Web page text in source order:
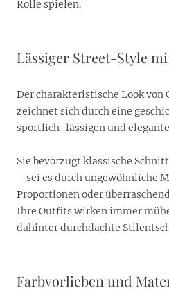
Rolle spielen.
Lässiger Street-Style
Der charakteristische Look
zeichnet sich durch eine
sportlich-lässigen und
Sie bevorzugt klassische
– sei es durch ungewöhnliche
Proportionen oder
Ihre Outfits wirken immer
dahinter durchdachte
Farbvorlieben und